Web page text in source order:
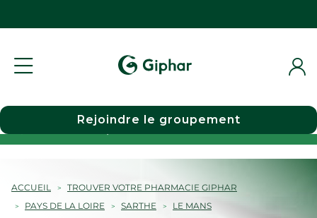
Choisir une pharmacie
Rejoindre le groupement
ACCUEIL
TROUVER VOTRE PHARMACIE GIPHAR
PAYS DE LA LOIRE
SARTHE
LE MANS